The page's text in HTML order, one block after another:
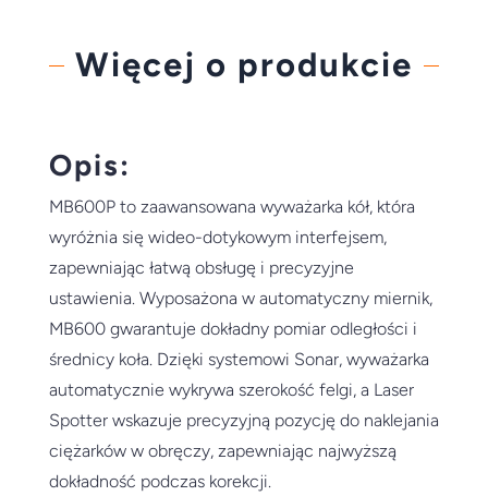
Więcej o produkcie
Opis:
MB600P to zaawansowana wyważarka kół, która
wyróżnia się wideo-dotykowym interfejsem,
zapewniając łatwą obsługę i precyzyjne
ustawienia. Wyposażona w automatyczny miernik,
MB600 gwarantuje dokładny pomiar odległości i
średnicy koła. Dzięki systemowi Sonar, wyważarka
automatycznie wykrywa szerokość felgi, a Laser
Spotter wskazuje precyzyjną pozycję do naklejania
ciężarków w obręczy, zapewniając najwyższą
dokładność podczas korekcji.